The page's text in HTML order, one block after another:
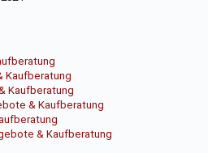
Kaufberatung
Kaufberatung
& Kaufberatung
& Kaufberatung